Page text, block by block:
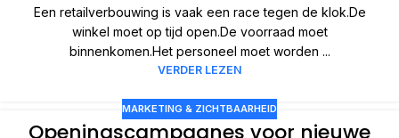
Een retailverbouwing is vaak een race tegen de klok.De
winkel moet op tijd open.De voorraad moet
binnenkomen.Het personeel moet worden ...
VERDER LEZEN
MARKETING & ZICHTBAARHEID
Openingscampagnes voor nieuwe